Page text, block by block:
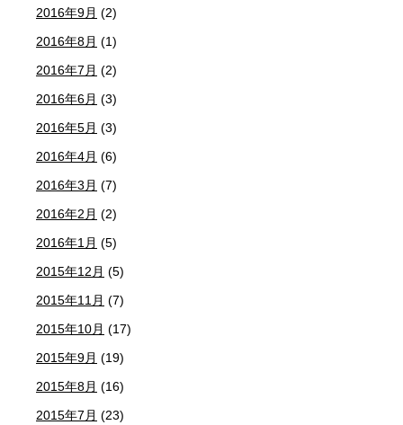
2016年9月 (2)
2016年8月 (1)
2016年7月 (2)
2016年6月 (3)
2016年5月 (3)
2016年4月 (6)
2016年3月 (7)
2016年2月 (2)
2016年1月 (5)
2015年12月 (5)
2015年11月 (7)
2015年10月 (17)
2015年9月 (19)
2015年8月 (16)
2015年7月 (23)